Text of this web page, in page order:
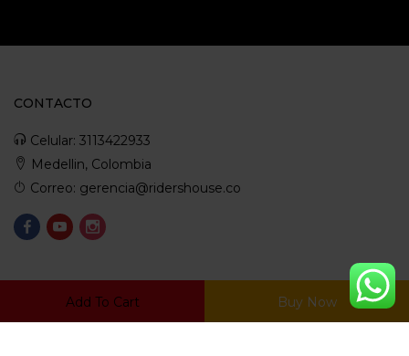
Add To Cart Buy Now
CONTACTO
Celular: 3113422933
Medellin, Colombia
Correo: gerencia@ridershouse.co
LEGALES
Politica De Privacidad